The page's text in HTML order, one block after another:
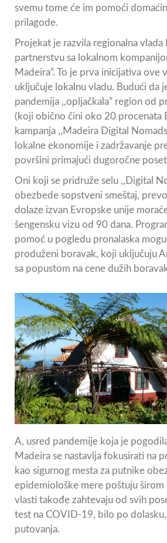
svemu tome će im pomoći
prilagode.
Projekat je razvila regionalna vlada
partnerstvu sa lokalnom
Madeira”. To je prva inicijativa ove
uključuje lokalnu vladu. Budući da
pandemija ,,opljačkala” region od
(koji obično čini oko 20 procenata
kampanja ,,Madeira Digital
lokalne ekonomije i zadržavanje
površini primajući dugoročne
Oni koji se pridruže selu ,,Digital
obezbede sopstveni smeštaj,
dolaze izvan Evropske unije
šengensku vizu od 90 dana.
pomoć u pogledu pronalaska
produženi boravak, koji uključuju
sa popustom na cene dužih
A, usred pandemije koja je
Madeira se nastavlja fokusirati na
kao sigurnog mesta za putnike
epidemiološke mere poštuju širom
vlasti takođe zahtevaju od svih
test na COVID-19, bilo po
putovanja.